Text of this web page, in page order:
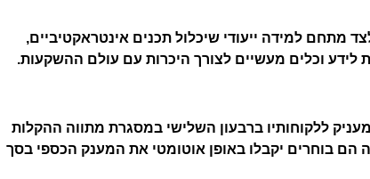
מתחם למידה ייעודי שיכלול תכנים אינטראקטיביים,
וכלים מעשיים לצורך היכרות עם עולם ההשקעות.
ללקוחותיו ברבעון השלישי במסגרת מתווה ההקלות
הם בוחרים יקבלו באופן אוטומטי את המענק הכספי בסך